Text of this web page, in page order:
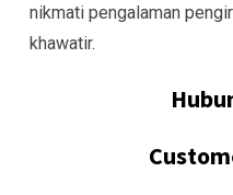
nikmati pengalaman
khawatir.